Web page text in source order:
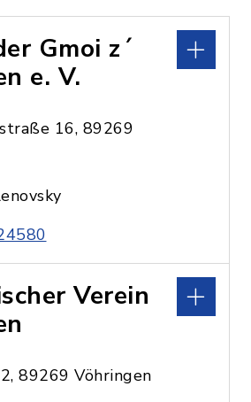
Gmoi z´
e. V.
16, 89269
Verein
89269 Vöhringen